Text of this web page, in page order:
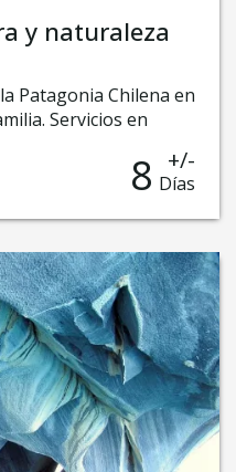
y naturaleza
Patagonia Chilena en
Servicios en
con excursiones
visitas a los
en Punta Arenas,
de Magallanes y una
programa perfecto
pocos pero
en cuenta el Código
8 +/-
Días